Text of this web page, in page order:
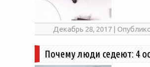
Декабрь 28, 2017 |
Почему люди седеют: 4